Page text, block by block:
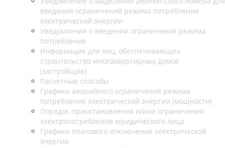
введения ограничений режима потребления
электрической энергии
Уведомления о введении ограничения режима
потребления
Информация для лиц, обеспечивающих
строительство многоквартирных домов
(застройщик)
Расчетные способы
Графики аварийного ограничения режима
потребления электрической энергии (мощности)
Порядок приостановления и/или ограничения
электропотребления юридического лица
Графики планового отключения электрической
энергии